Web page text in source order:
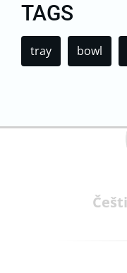
TAGS
tray bowl